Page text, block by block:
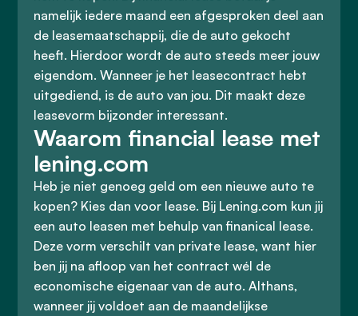
namelijk iedere maand een afgesproken deel aan
de leasemaatschappij, die de auto gekocht
heeft. Hierdoor wordt de auto steeds meer jouw
eigendom. Wanneer je het leasecontract hebt
uitgediend, is de auto van jou. Dit maakt deze
leasevorm bijzonder interessant.
Waarom financial lease met
lening.com
Heb je niet genoeg geld om een nieuwe auto te
kopen? Kies dan voor lease. Bij Lening.com kun jij
een auto leasen met behulp van finanical lease.
Deze vorm verschilt van private lease, want hier
ben jij na afloop van het contract wél de
economische eigenaar van de auto. Althans,
wanneer jij voldoet aan de maandelijkse